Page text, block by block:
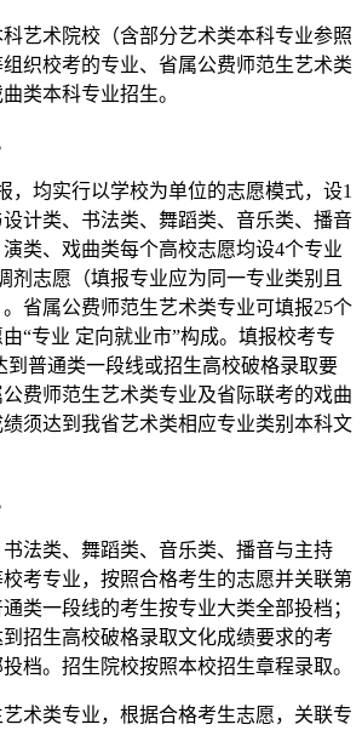
术院校（含部分艺术类本科专业参照
织校考的专业、省属公费师范生艺术类
类本科专业招生。
均实行以学校为单位的志愿模式，设1
计类、书法类、舞蹈类、音乐类、播音
类、戏曲类每个高校志愿均设4个专业
剂志愿（填报专业应为同一专业类别且
省属公费师范生艺术类专业可填报25个
“专业 定向就业市”构成。填报校考专
到普通类一段线或招生高校破格录取要
费师范生艺术类专业及省际联考的戏曲
须达到我省艺术类相应专业类别本科文
类、舞蹈类、音乐类、播音与主持
考专业，按照合格考生的志愿并关联第
类一段线的考生按专业大类全部投档；
招生高校破格录取文化成绩要求的考
档。招生院校按照本校招生章程录取。
类专业，根据合格考生志愿，关联专